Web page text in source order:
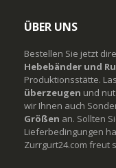
ÜBER UNS
Bestellen Sie jetzt
Hebebänder und
Produktionsstätte.
überzeugen und
wir Ihnen auch
Größen an. Sollten
Lieferbedingungen
Zurrgurt24.com freut